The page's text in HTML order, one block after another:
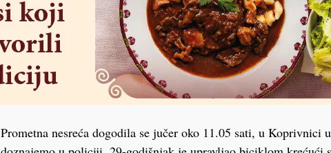
Prometna nesreća dogodila se jučer oko 11.05 sati, u